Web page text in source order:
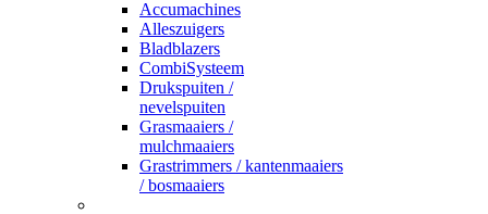
Accumachines
Alleszuigers
Bladblazers
CombiSysteem
Drukspuiten /
nevelspuiten
Grasmaaiers /
mulchmaaiers
Grastrimmers / kantenmaaiers
/ bosmaaiers